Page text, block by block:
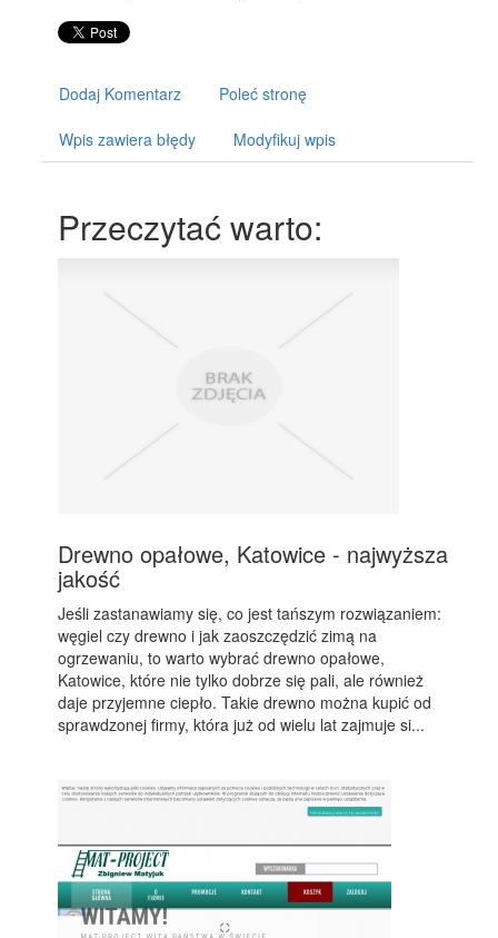
Dodaj Komentarz Poleć stronę
Wpis zawiera błędy Modyfikuj wpis
Przeczytać warto:
Drewno opałowe, Katowice - najwyższa
jakość
Jeśli zastanawiamy się, co jest tańszym rozwiązaniem:
węgiel czy drewno i jak zaoszczędzić zimą na
ogrzewaniu, to warto wybrać drewno opałowe,
Katowice, które nie tylko dobrze się pali, ale również
daje przyjemne ciepło. Takie drewno można kupić od
sprawdzonej firmy, która już od wielu lat zajmuje si...